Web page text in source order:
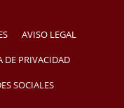
AVISO LEGAL
DE PRIVACIDAD
SOCIALES